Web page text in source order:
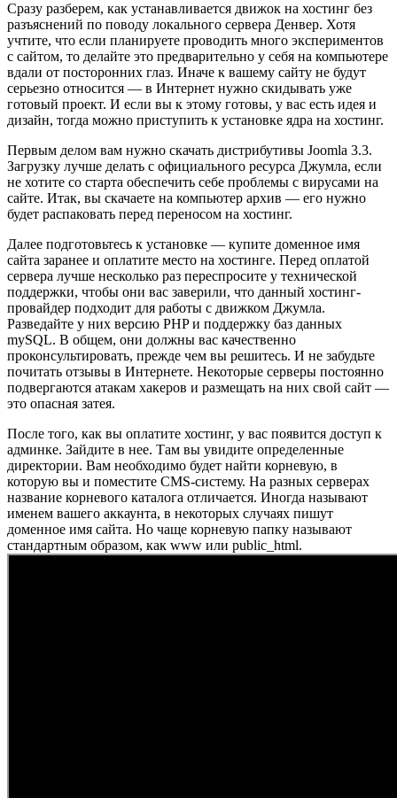
Сразу разберем, как устанавливается движок на хостинг без
разъяснений по поводу локального сервера Денвер. Хотя
учтите, что если планируете проводить много экспериментов
с сайтом, то делайте это предварительно у себя на компьютере
вдали от посторонних глаз. Иначе к вашему сайту не будут
серьезно относится — в Интернет нужно скидывать уже
готовый проект. И если вы к этому готовы, у вас есть идея и
дизайн, тогда можно приступить к установке ядра на хостинг.
Первым делом вам нужно скачать дистрибутивы Joomla 3.3.
Загрузку лучше делать с официального ресурса Джумла, если
не хотите со старта обеспечить себе проблемы с вирусами на
сайте. Итак, вы скачаете на компьютер архив — его нужно
будет распаковать перед переносом на хостинг.
Далее подготовьтесь к установке — купите доменное имя
сайта заранее и оплатите место на хостинге. Перед оплатой
сервера лучше несколько раз переспросите у технической
поддержки, чтобы они вас заверили, что данный хостинг-
провайдер подходит для работы с движком Джумла.
Разведайте у них версию PHP и поддержку баз данных
mySQL. В общем, они должны вас качественно
проконсультировать, прежде чем вы решитесь. И не забудьте
почитать отзывы в Интернете. Некоторые серверы постоянно
подвергаются атакам хакеров и размещать на них свой сайт —
это опасная затея.
После того, как вы оплатите хостинг, у вас появится доступ к
админке. Зайдите в нее. Там вы увидите определенные
директории. Вам необходимо будет найти корневую, в
которую вы и поместите CMS-систему. На разных серверах
название корневого каталога отличается. Иногда называют
именем вашего аккаунта, в некоторых случаях пишут
доменное имя сайта. Но чаще корневую папку называют
стандартным образом, как www или public_html.